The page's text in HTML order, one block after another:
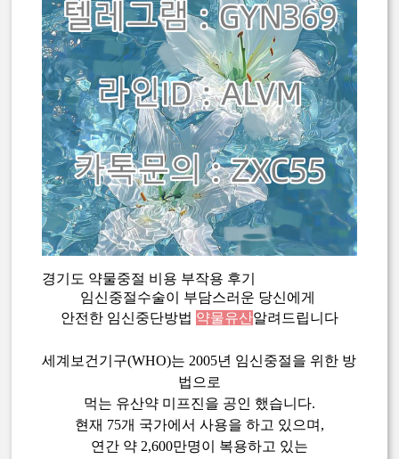
경기도 약물중절 비용 부작용 후기
임신중절수술이 부담스러운 당신에게
안전한 임신중단방법 약물유산알려드립니다
세계보건기구(WHO)는 2005년 임신중절을 위한 방
법으로
먹는 유산약 미프진을 공인 했습니다.
현재 75개 국가에서 사용을 하고 있으며,
연간 약 2,600만명이 복용하고 있는